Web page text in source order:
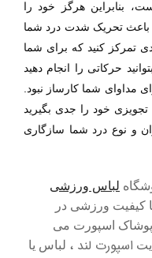
بنابراین هرگز خود را
باعث تحریک شدت درد شما
تمرکز کنید که برای شما
حرکاتی را انجام دهید
مداوای شما کارساز نبود.
خود را جدی بگیرید
و نوع درد شما سازگاری
لباس ورزشی
کیفیت ورزشی در
اسپورت می
اسپورت لند ، لباس یا